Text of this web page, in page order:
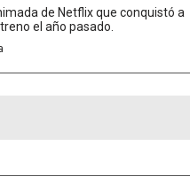
de Netflix que conquistó a
el año pasado.